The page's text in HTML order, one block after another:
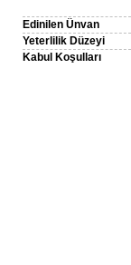
Edinilen Ünvan
Yeterlilik Düzeyi
Kabul Koşulları